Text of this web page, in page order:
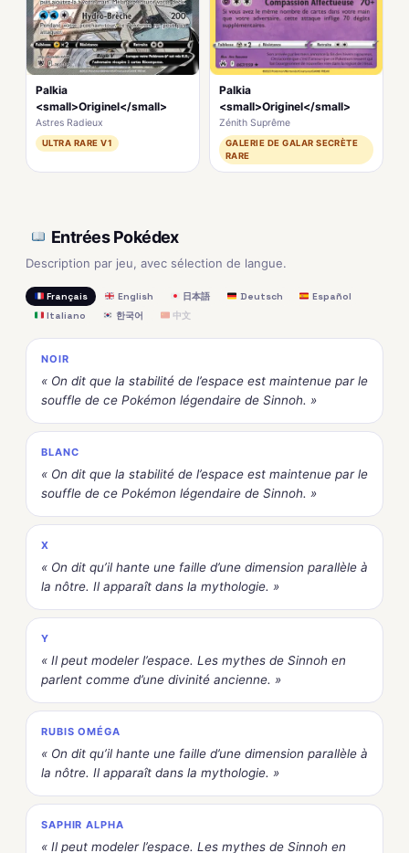
Palkia
<small>Originel</small>
Astres Radieux
ULTRA RARE V1
Palkia
<small>Originel</small>
Zénith Suprême
GALERIE DE GALAR SECRÈTE
RARE
Entrées Pokédex
Description par jeu, avec sélection de langue.
Français English 日本語 Deutsch
Español
Italiano
한국어 中文
NOIR
« On dit que la stabilité de l’espace est maintenue par le
souffle de ce Pokémon légendaire de Sinnoh. »
BLANC
« On dit que la stabilité de l’espace est maintenue par le
souffle de ce Pokémon légendaire de Sinnoh. »
X
« On dit qu’il hante une faille d’une dimension parallèle à
la nôtre. Il apparaît dans la mythologie. »
Y
« Il peut modeler l’espace. Les mythes de Sinnoh en
parlent comme d’une divinité ancienne. »
RUBIS OMÉGA
« On dit qu’il hante une faille d’une dimension parallèle à
la nôtre. Il apparaît dans la mythologie. »
SAPHIR ALPHA
« Il peut modeler l’espace. Les mythes de Sinnoh en